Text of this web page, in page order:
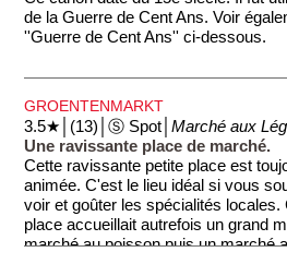
tisserands et ouvriers de la laine. La
belles maisons, comme par
Huis-Bond Moyson datant de 1902.
de la Guerre de Cent Ans. Voir
''Guerre de Cent Ans'' ci-dessous.
GROENTENMARKT
3.5★│(13)│Ⓢ Spot│Marché aux
Une ravissante place de marché.
Cette ravissante petite place est
animée. C'est le lieu idéal si vous
voir et goûter les spécialités locales.
place accueillait autrefois un grand
marché au poisson puis un marché